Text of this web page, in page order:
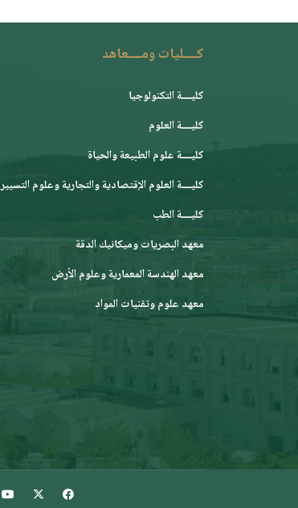
كــــليات ومــــعاهد
كليــــة التكنولوجيا
كليــــة العلوم
كليــــة علوم الطبيعة والحياة
كليــــة العلوم الإقتصادية والتجارية وعلوم التسيير
كليــــة الطب
معهد البصريات وميكانيك الدقة
معهد الهندسة المعمارية وعلوم الأرض
معهد علوم وتقنيات المواد